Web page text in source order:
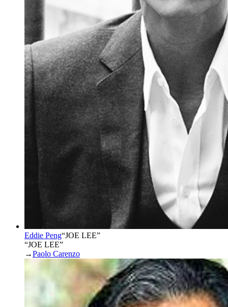
Eddie Peng“JOE LEE”
“JOE LEE”
→Paolo Carenzo